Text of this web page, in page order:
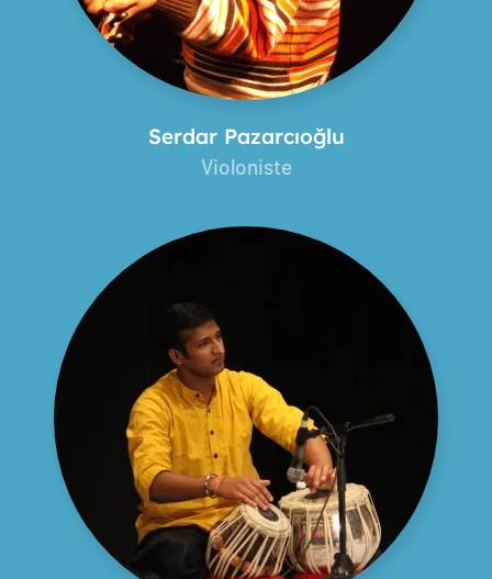
Serdar Pazarcıoğlu
Violoniste